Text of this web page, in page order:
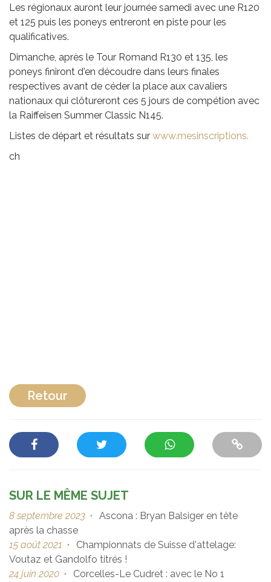
Les régionaux auront leur journée samedi avec une R120
et 125 puis les poneys entreront en piste pour les
qualificatives.
Dimanche, après le Tour Romand R130 et 135, les
poneys finiront d'en découdre dans leurs finales
respectives avant de céder la place aux cavaliers
nationaux qui clôtureront ces 5 jours de compétion avec
la Raiffeisen Summer Classic N145.
Listes de départ et résultats sur www.mesinscriptions.
ch
Retour
SUR LE MÊME SUJET
8 septembre 2023 • Ascona : Bryan Balsiger en tête
après la chasse
15 août 2021 •
Championnats de Suisse d'attelage:
Voutaz et Gandolfo titrés !
24 juin 2020 •
Corcelles-Le Cudret : avec le No 1